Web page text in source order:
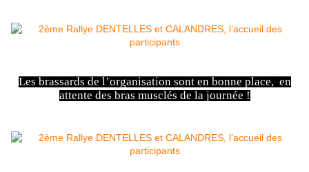
Les brassards de l’organisation sont en bonne place, en
attente des bras musclés de la journée !